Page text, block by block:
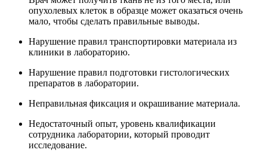
опухолевых клеток в образце может оказаться очень
мало, чтобы сделать правильные выводы.
Нарушение правил транспортировки материала из
клиники в лабораторию.
Нарушение правил подготовки гистологических
препаратов в лаборатории.
Неправильная фиксация и окрашивание материала.
Недостаточный опыт, уровень квалификации
сотрудника лаборатории, который проводит
исследование.